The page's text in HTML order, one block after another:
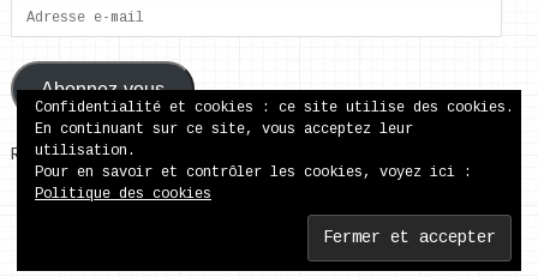
Adresse
e-
mail
Abonnez-vous
Rejoignez les 37 autres abonnés
Copyright © 2026.
Back to Top
Confidentialité et cookies : ce site utilise des cookies.
En continuant sur ce site, vous acceptez leur
utilisation.
Pour en savoir et contrôler les cookies, voyez ici :
Politique des cookies